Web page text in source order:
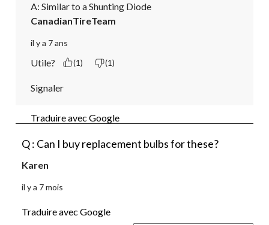
A: Similar to a Shunting Diode
CanadianTireTeam
il y a 7 ans
Utile? (1) (1)
Signaler
Traduire avec Google
Q : Can I buy replacement bulbs for these?
Karen
il y a 7 mois
Traduire avec Google